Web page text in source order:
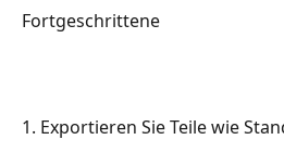
Fortgeschrittene
1. Exportieren Sie Teile wie